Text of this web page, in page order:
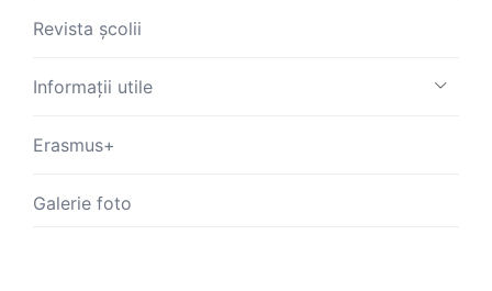
Revista școlii
Informații utile
Erasmus+
Galerie foto